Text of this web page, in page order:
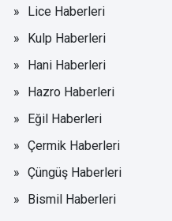
Lice Haberleri
Kulp Haberleri
Hani Haberleri
Hazro Haberleri
Eğil Haberleri
Çermik Haberleri
Çüngüş Haberleri
Bismil Haberleri